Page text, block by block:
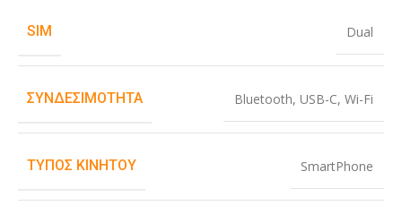
SIM Dual
ΣΥΝΔΕΣΙΜΌΤΗΤΑ Bluetooth, USB-C, Wi-Fi
ΤΎΠΟΣ ΚΙΝΗΤΟΎ SmartPhone